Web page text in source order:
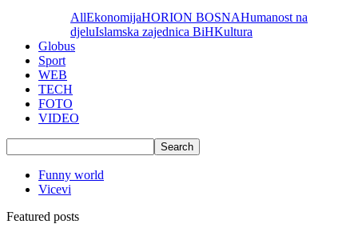
AllEkonomijaHORION BOSNAHumanost na
djeluIslamska zajednica BiHKultura
Globus
Sport
WEB
TECH
FOTO
VIDEO
Funny world
Vicevi
Featured posts